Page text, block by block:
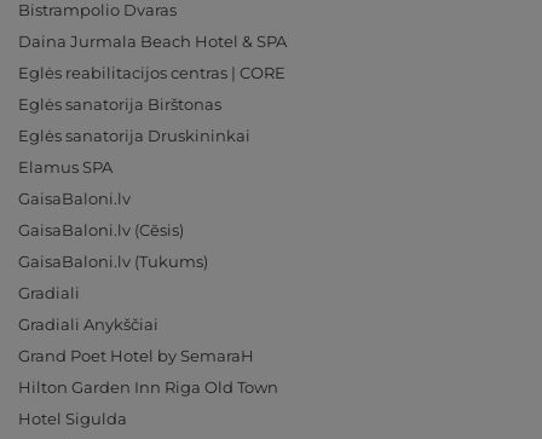
Bistrampolio Dvaras
Daina Jurmala Beach Hotel & SPA
Eglės reabilitacijos centras | CORE
Eglės sanatorija Birštonas
Eglės sanatorija Druskininkai
Elamus SPA
GaisaBaloni.lv
GaisaBaloni.lv (Cēsis)
GaisaBaloni.lv (Tukums)
Gradiali
Gradiali Anykščiai
Grand Poet Hotel by SemaraH
Hilton Garden Inn Riga Old Town
Hotel Sigulda